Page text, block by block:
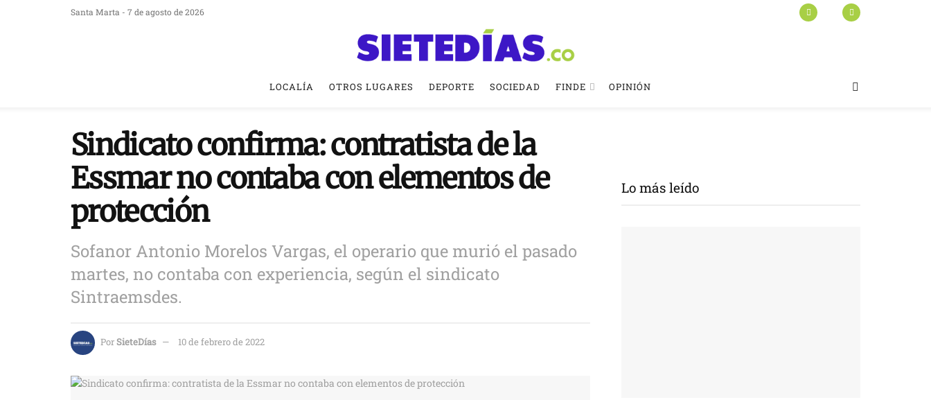
Santa Marta - 7 de agosto de 2026
LOCALÍA OTROS LUGARES DEPORTE SOCIEDAD FINDE OPINIÓN
Sindicato confirma: contratista de la
Essmar no contaba con elementos de
protección
Sofanor Antonio Morelos Vargas, el operario que murió el pasado
martes, no contaba con experiencia, según el sindicato
Sintraemsdes.
PorSieteDías 10 de febrero de 2022
Lo más leído